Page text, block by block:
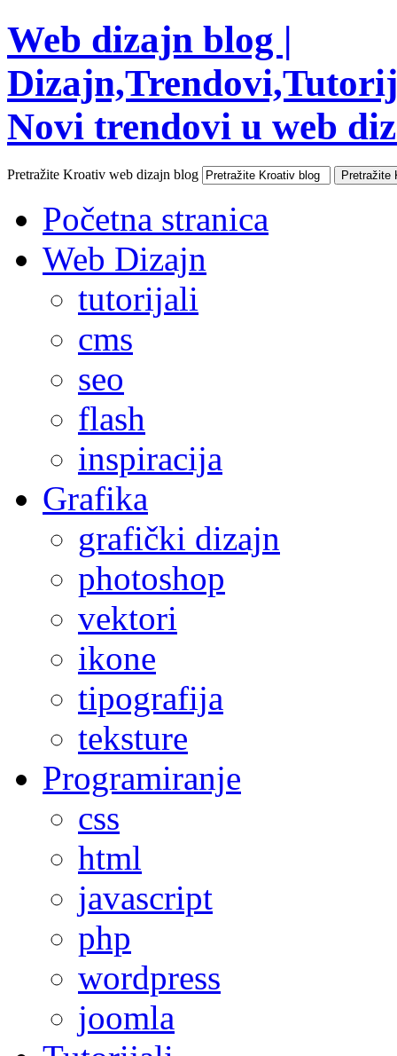
Web dizajn blog |
Novi trendovi u web
Pretražite Kroativ web dizajn blog
Početna stranica
Web Dizajn
tutorijali
cms
seo
flash
inspiracija
Grafika
grafički dizajn
photoshop
vektori
ikone
tipografija
teksture
Programiranje
css
html
javascript
php
wordpress
joomla